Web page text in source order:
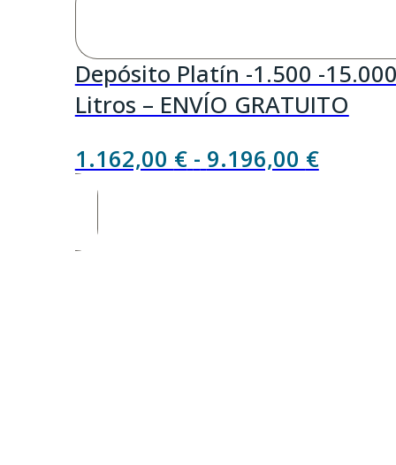
Depósito Platín -1.500 -
Litros – ENVÍO GRATUITO
1.162,00 € - 9.196,00 €Rango